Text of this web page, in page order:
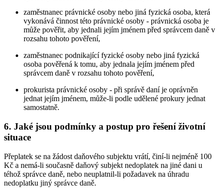
zaměstnanec právnické osoby nebo jiná fyzická osoba, která
vykonává činnost této právnické osoby - právnická osoba je
může pověřit, aby jednali jejím jménem před správcem daně v
rozsahu tohoto pověření,
zaměstnanec podnikající fyzické osoby nebo jiná fyzická
osoba pověřená k tomu, aby jednala jejím jménem před
správcem daně v rozsahu tohoto pověření,
prokurista právnické osoby - při správě daní je oprávněn
jednat jejím jménem, může-li podle udělené prokury jednat
samostatně.
6. Jaké jsou podmínky a postup pro řešení životní
situace
Přeplatek se na žádost daňového subjektu vrátí, činí-li nejméně 100
Kč a nemá-li současně daňový subjekt nedoplatek na jiné dani u
téhož správce daně, nebo neuplatnil-li požadavek na úhradu
nedoplatku jiný správce daně.